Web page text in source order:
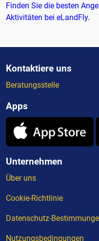
Finden Sie die besten
Aktivitäten bei eLandFly.
Kontaktiere uns
Beratungsstelle
Apps
Unternehmen
Über uns
Cookie-Richtlinie
Datenschutz-
Nutzungsbedingungen